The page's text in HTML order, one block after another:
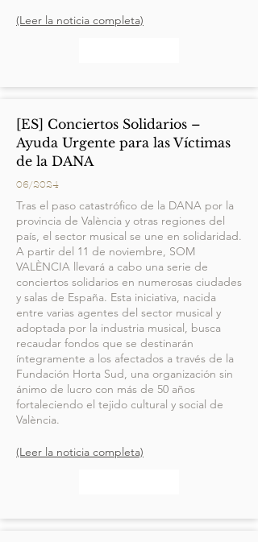
(Leer la noticia completa)
[ES] Conciertos Solidarios –
Ayuda Urgente para las Víctimas
de la DANA
06/2024
Tras el paso catastrófico de la DANA por la
provincia de València y otras regiones del
país, el sector musical se une en solidaridad.
A partir del 11 de noviembre, SOM
VALÈNCIA llevará a cabo una serie de
conciertos solidarios en numerosas ciudades
y salas de España. Esta iniciativa, nacida
entre varias agentes del sector musical y
adoptada por la industria musical, busca
recaudar fondos que se destinarán
íntegramente a los afectados a través de la
Fundación Horta Sud, una organización sin
ánimo de lucro con más de 50 años
fortaleciendo el tejido cultural y social de
València.
(Leer la noticia completa)